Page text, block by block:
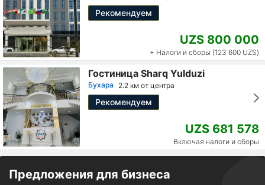
Рекомендуем
UZS 800 000
+ Налоги и сборы (123 600 UZS)
Гостиница Sharq Yulduzi
Бухара 2.2 км от центра
Рекомендуем
UZS 681 578
Включая налоги и сборы
Предложения для бизнеса